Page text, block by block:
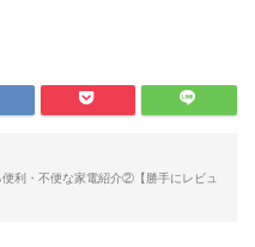
便利・不便な家電紹介②【勝手にレビュ